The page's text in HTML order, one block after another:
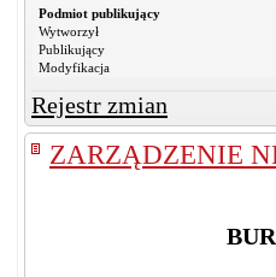
Podmiot publikujący
Wytworzył
Publikujący
Modyfikacja
Rejestr zmian
ZARZĄDZENIE